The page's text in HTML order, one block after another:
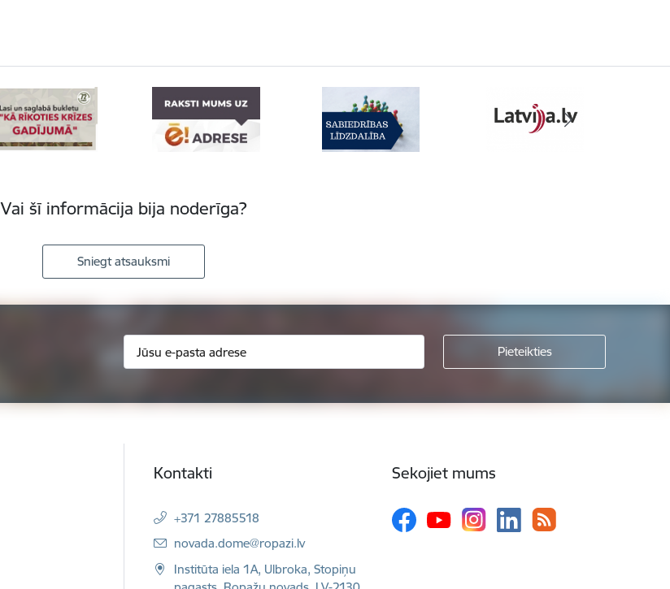
Vai šī informācija bija noderīga?
Sniegt atsauksmi
Kontakti
+371 27885518
E-pasts:
novada.dome@ropazi.lv
Institūta iela 1A, Ulbroka, Stopiņu
Sekojiet mums